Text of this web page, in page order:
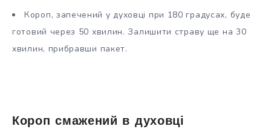
Короп, запечений у духовці при 180 градусах, буде
готовий через 50 хвилин. Залишити страву ще на 30
хвилин, прибравши пакет.
Короп смажений в духовці